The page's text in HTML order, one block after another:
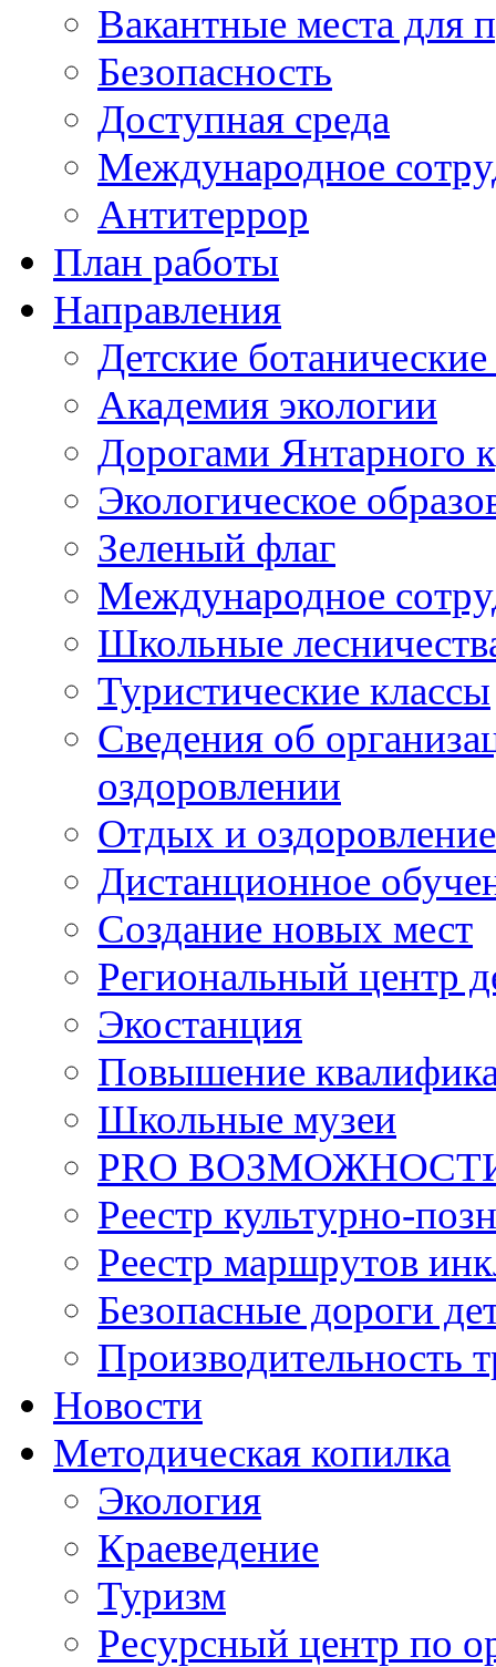
Вакантные места для
Безопасность
Доступная среда
Международное
Антитеррор
План работы
Направления
Детские
Академия экологии
Дорогами Янтарного
Экологическое
Зеленый флаг
Международное
Школьные
Туристические классы
Сведения об
оздоровлении
Отдых и
Дистанционное
Создание новых мест
Региональный центр
Экостанция
Повышение
Школьные музеи
PRO
Реестр культурно-
Реестр маршрутов
Безопасные дороги
Производительность
Новости
Методическая копилка
Экология
Краеведение
Туризм
Ресурсный центр по